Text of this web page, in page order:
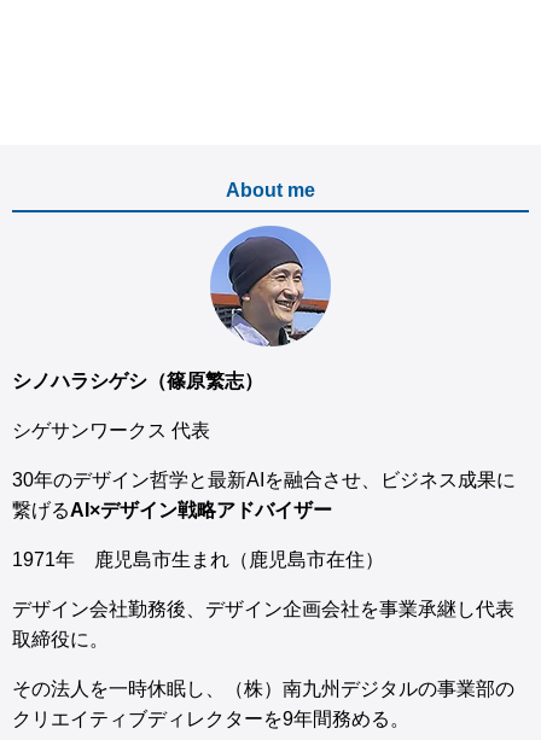
About me
シノハラシゲシ（篠原繁志）
シゲサンワークス 代表
30年のデザイン哲学と最新AIを融合させ、ビジネス成果に
繋げるAI×デザイン戦略アドバイザー
1971年 鹿児島市生まれ（鹿児島市在住）
デザイン会社勤務後、デザイン企画会社を事業承継し代表
取締役に。
その法人を一時休眠し、（株）南九州デジタルの事業部の
クリエイティブディレクターを9年間務める。